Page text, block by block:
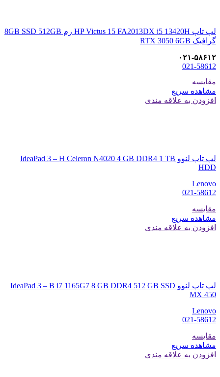
لپ تاپ HP Victus 15 FA2013DX i5 13420H رم 8GB SSD 512GB
گرافیک RTX 3050 6GB
۰۲۱-۵۸۶۱۲
021-58612
مقایسه
مشاهده سریع
افزودن به علاقه مندی
لپ تاپ لنوو IdeaPad 3 – H Celeron N4020 4 GB DDR4 1 TB
HDD
Lenovo
021-58612
مقایسه
مشاهده سریع
افزودن به علاقه مندی
لپ تاپ لنوو IdeaPad 3 – B i7 1165G7 8 GB DDR4 512 GB SSD
MX 450
Lenovo
021-58612
مقایسه
مشاهده سریع
افزودن به علاقه مندی